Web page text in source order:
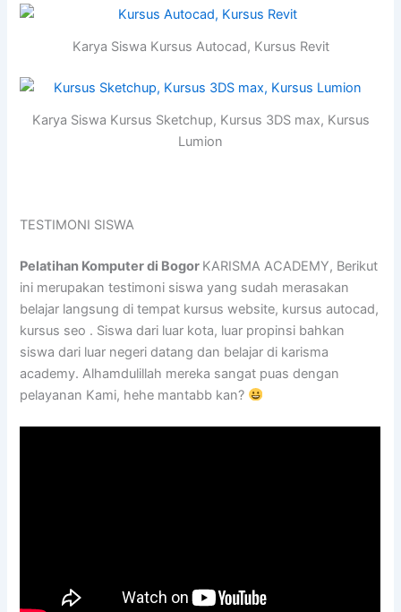
Karya Siswa Kursus Autocad, Kursus Revit
Karya Siswa Kursus Sketchup, Kursus 3DS max, Kursus
Lumion
TESTIMONI SISWA
Pelatihan Komputer di Bogor KARISMA ACADEMY, Berikut
ini merupakan testimoni siswa yang sudah merasakan
belajar langsung di tempat kursus website, kursus autocad,
kursus seo . Siswa dari luar kota, luar propinsi bahkan
siswa dari luar negeri datang dan belajar di karisma
academy. Alhamdulillah mereka sangat puas dengan
pelayanan Kami, hehe mantabb kan?